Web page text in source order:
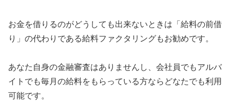
お金を借りるのがどうしても出来ないときは「給料の前借
り」の代わりである給料ファクタリングもお勧めです。
あなた自身の金融審査はありませんし、会社員でもアルバ
イトでも毎月の給料をもらっている方ならどなたでも利用
可能です。